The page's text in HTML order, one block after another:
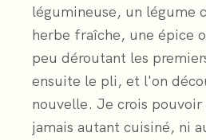
légumineuse, un légume
herbe fraîche, une épice
peu déroutant les
ensuite le pli, et l'on
nouvelle. Je crois
jamais autant cuisiné, ni